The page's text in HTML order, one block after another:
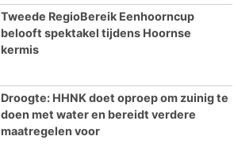
Tweede RegioBereik Eenhoorncup
belooft spektakel tijdens Hoornse
kermis
Droogte: HHNK doet oproep om zuinig te
doen met water en bereidt verdere
maatregelen voor